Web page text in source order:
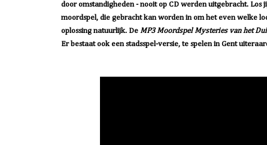
door omstandigheden - nooit op CD werden uitgebracht.
moordspel, die gebracht kan worden in om het even welke
oplossing natuurlijk. De MP3 Moordspel Mysteries van het
Er bestaat ook een stadsspel-versie, te spelen in Gent